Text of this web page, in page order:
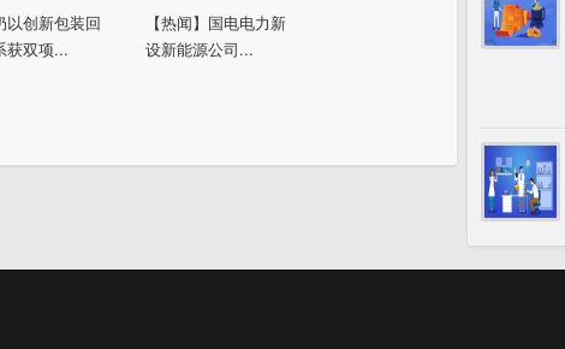
以创新包装回
获双项...
【热闻】国电电力新
设新能源公司...